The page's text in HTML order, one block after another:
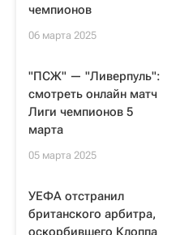
чемпионов
06 марта 2025
"ПСЖ" — "Ливерпуль":
смотреть онлайн матч
Лиги чемпионов 5
марта
05 марта 2025
УЕФА отстранил
британского арбитра,
оскорбившего Клоппа